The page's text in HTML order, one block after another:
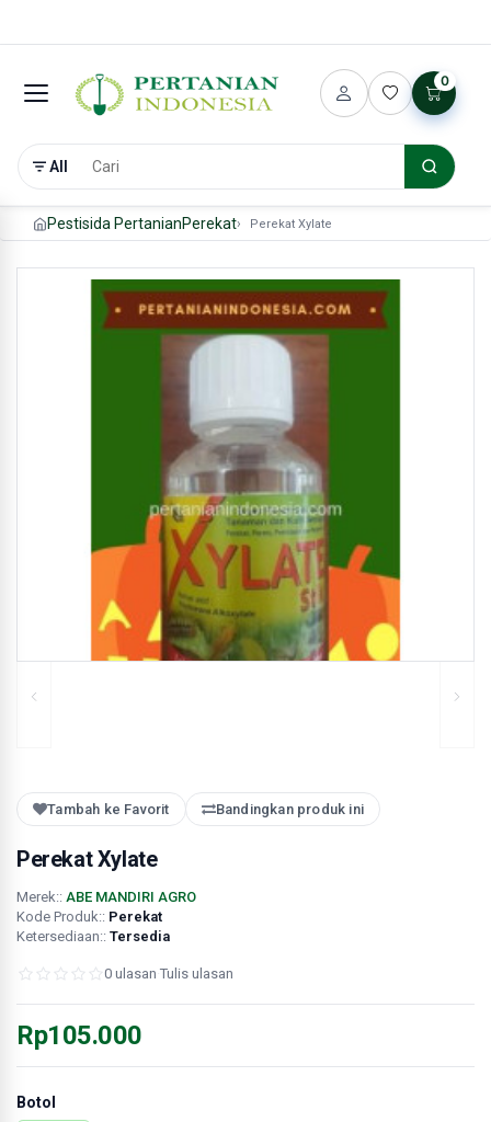
All
0
Pestisida PertanianPerekat Perekat Xylate
Tambah ke Favorit Bandingkan produk ini
Perekat Xylate
Merek:: ABE MANDIRI AGRO
Kode Produk:: Perekat
Ketersediaan:: Tersedia
0 ulasan Tulis ulasan
Rp105.000
Botol